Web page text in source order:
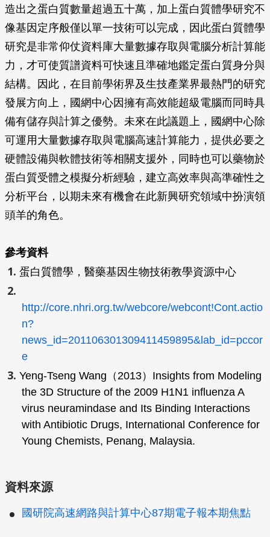
造出之蛋白質數量超過五十萬，加上蛋白質體學研究不
像基因定序般僅以單一技術可以完成，因此蛋白質體學
研究是非常仰仗資料庫大量數據存取與電腦分析計算能
力，才可使質譜資料可快速且準確地鑑定蛋白質身分與
結構。因此，在目前學術界及生技產業界最熱門的研究
發展方向上，國網中心因擁有高效能超級電腦而同時具
備有儲存與計算之優勢。未來在此議題上，國網中心除
可運用大量數據存取與電腦高速計算能力，提供必要之
硬體設備與軟體技術等相關支援外，同時也可以藥物於
蛋白質受體之模擬分析經驗，建立高效率與高準確性之
分析平台，以期未來有機會在此新興研究領域中扮演領
頭羊的角色。
參考資料
蛋白質體學 ，醫藥基因生物技術教學資源中心
http://core.nhri.org.tw/webcore/webcont!Cont.actio
n?
news_id=201106301309411459895&lab_id=pccor
e
Yeng-Tseng Wang（2013）Insights from Modeling
the 3D Structure of the 2009 H1N1 influenza A
virus neuramindase and Its Binding Interactions
with Antibiotic Drugs, International Conference for
Young Chemists, Penang, Malaysia.
資料來源
國研院高速網路與計算中心87期電子報本期焦點